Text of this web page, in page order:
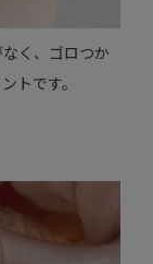
く、ゴロつか
トです。